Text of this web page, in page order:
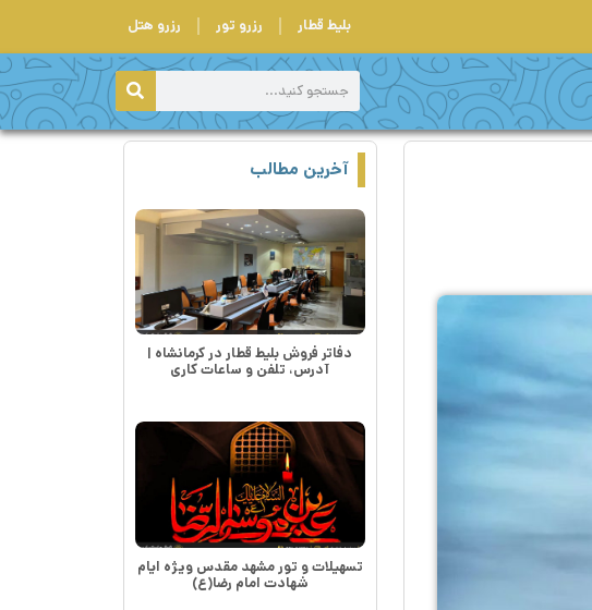
بلیط قطار رزرو تور رزرو هتل
آخرین مطالب
دفاتر فروش بلیط قطار در کرمانشاه |
آدرس، تلفن و ساعات کاری
تسهیلات و تور مشهد مقدس ویژه ایام
شهادت امام رضا(ع)